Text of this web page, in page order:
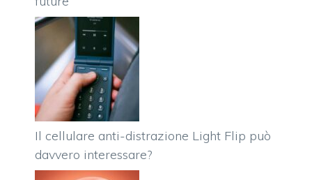
Il cellulare anti-distrazione Light Flip può
davvero interessare?